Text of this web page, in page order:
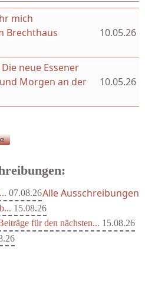
mich
Brechthaus
10.05.26
neue Essener
Morgen an der
10.05.26
07.08.26
15.08.26
für den nächsten... 15.08.26
Alle Ausschreibungen